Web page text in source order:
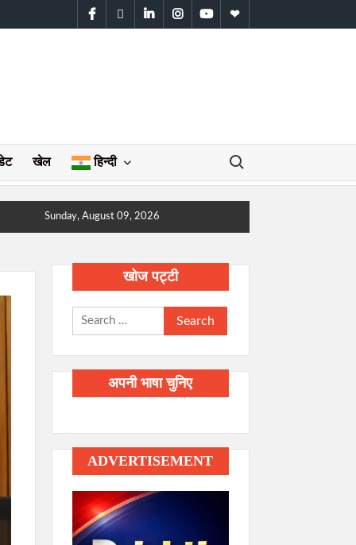
facebooktwitterlinkedininstagramyoutubeWhatsApp
खेल हिन्दी
Search for:
Sunday, August 09, 2026
खोज पट्टी
Search
for:
अपनी भाषा चुनिए
ADVERTISEMENT